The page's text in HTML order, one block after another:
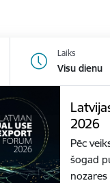
Laiks
Visu dienu
2026
Pēc
šogad